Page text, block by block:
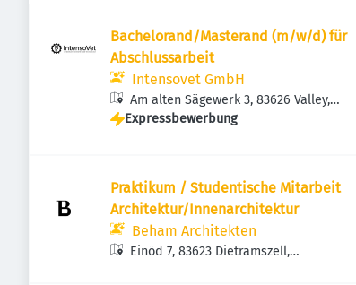
Bachelorand/Masterand (m/w/d) für
Abschlussarbeit
Intensovet GmbH
Am alten Sägewerk 3, 83626 Valley,
Deutschland
Expressbewerbung
Praktikum / Studentische Mitarbeit
Architektur/Innenarchitektur
Beham Architekten
Einöd 7, 83623 Dietramszell,